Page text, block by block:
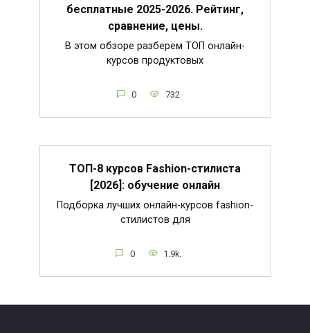
бесплатные 2025-2026. Рейтинг,
сравнение, цены.
В этом обзоре разберём ТОП онлайн-
курсов продуктовых
0 732
ТОП-8 курсов Fashion-стилиста
[2026]: обучение онлайн
Подборка лучших онлайн-курсов fashion-
стилистов для
0 1.9k.